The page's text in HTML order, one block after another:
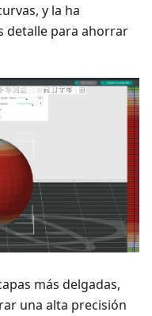
y la ha
detalle para ahorrar
más delgadas,
una alta precisión